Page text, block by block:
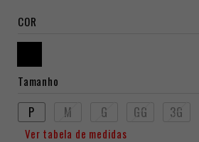
COR
Tamanho
P M G GG 3G
Ver tabela de medidas